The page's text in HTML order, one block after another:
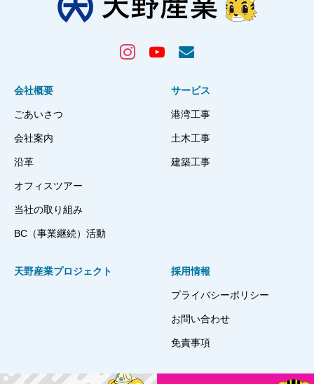
会社概要
ごあいさつ
会社案内
沿革
オフィスツアー
当社の取り組み
BC（事業継続）活動
サービス
港湾工事
土木工事
建築工事
天野産業プロジェクト 採用情報
プライバシーポリシー
お問い合わせ
免責事項